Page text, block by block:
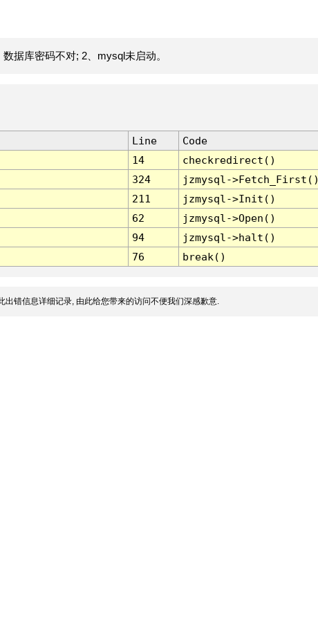
据库密码不对; 2、mysql未启动。
Line
Code
14
checkredirect()
324
jzmysql-
211
jzmysql->Init()
62
jzmysql->Open()
94
jzmysql->halt()
76 break()
出错信息详细记录, 由此给您带来的访问不便我们深感歉意.